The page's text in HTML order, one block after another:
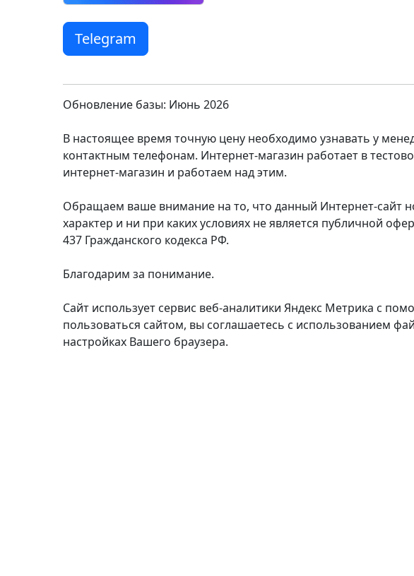
Telegram
Обновление базы: Июнь 2026
В настоящее время точную цену необходимо узнавать у
контактным телефонам. Интернет-магазин работает в
интернет-магазин и работаем над этим.
Обращаем ваше внимание на то, что данный Интернет-сайт
характер и ни при каких условиях не является публичной
437 Гражданского кодекса РФ.
Благодарим за понимание.
Сайт использует сервис веб-аналитики Яндекс Метрика с
пользоваться сайтом, вы соглашаетесь с использованием
настройках Вашего браузера.